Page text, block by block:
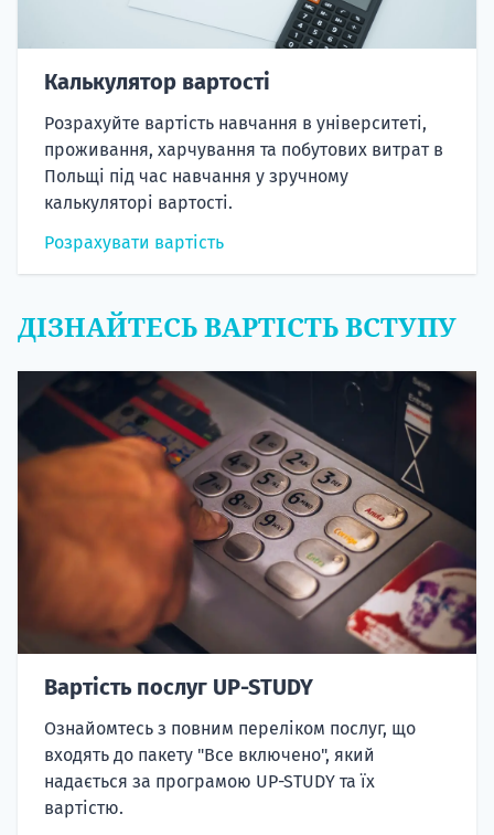
Калькулятор вартості
Розрахуйте вартість навчання в університеті,
проживання, харчування та побутових витрат в
Польщі під час навчання у зручному
калькуляторі вартості.
Розрахувати вартість
ДІЗНАЙТЕСЬ ВАРТІСТЬ ВСТУПУ
Вартість послуг UP-STUDY
Ознайомтесь з повним переліком послуг, що
входять до пакету "Все включено", який
надається за програмою UP-STUDY та їх
вартістю.